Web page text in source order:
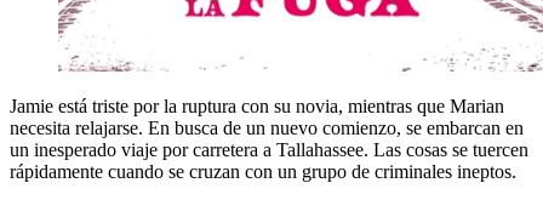
Jamie está triste por la ruptura con su novia, mientras que Marian
necesita relajarse. En busca de un nuevo comienzo, se embarcan en
un inesperado viaje por carretera a Tallahassee. Las cosas se tuercen
rápidamente cuando se cruzan con un grupo de criminales ineptos.